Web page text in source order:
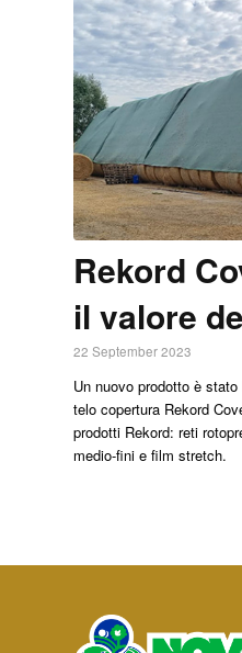
Rekord
il valore
22 September 2023
Un nuovo prodotto è
telo copertura Rekord
prodotti Rekord: reti
medio-fini e film stretch.